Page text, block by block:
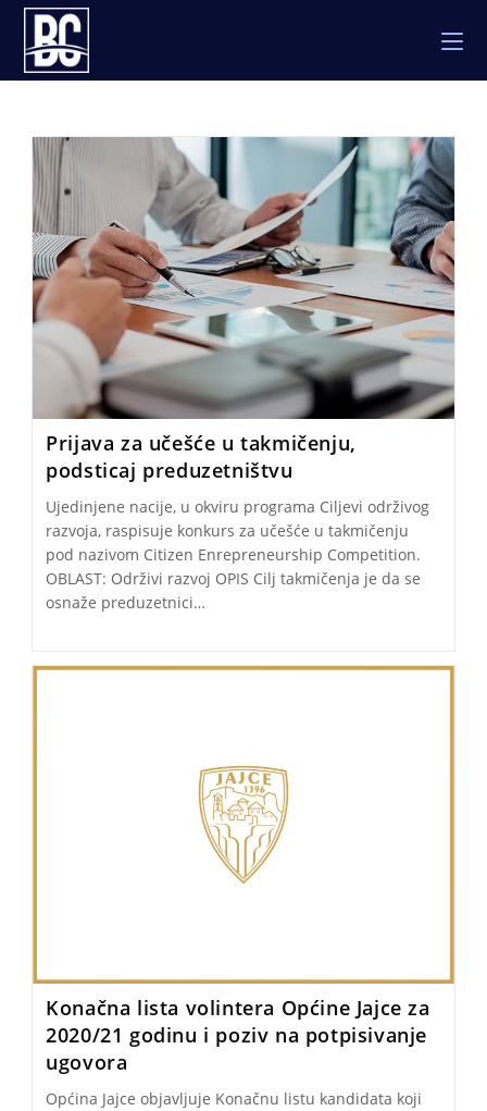
Skip
content
Prijava za učešće u takmičenju,
podsticaj preduzetništvu
Ujedinjene nacije, u okviru programa Ciljevi održivog
razvoja, raspisuje konkurs za učešće u takmičenju
pod nazivom Citizen Enrepreneurship Competition.
OBLAST: Održivi razvoj OPIS Cilj takmičenja je da se
osnaže preduzetnici…
Konačna lista volintera Općine Jajce za
2020/21 godinu i poziv na potpisivanje
ugovora
Općina Jajce objavljuje Konačnu listu kandidata koji